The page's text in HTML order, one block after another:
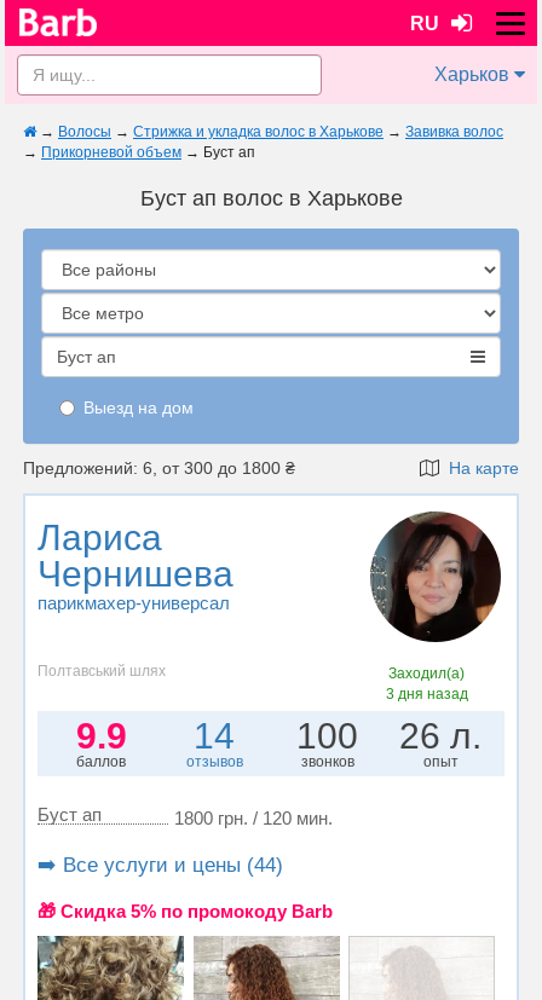
RU
Харьков
→ Волосы → Стрижка и укладка волос в Харькове → Завивка волос
→ Прикорневой объем → Буст ап
Буст ап волос в Харькове
Буст ап
Выезд на дом
Предложений: 6, от 300 до 1800 ₴ На карте
Лариса
Чернишева
парикмахер-универсал
Полтавський шлях
Заходил(а)
3 дня назад
9.9
баллов
14
отзывов
100
звонков
26 л.
опыт
Буст ап 1800 грн. / 120 мин.
➡️ Все услуги и цены (44)
🎁 Cкидка 5% по промокоду Barb